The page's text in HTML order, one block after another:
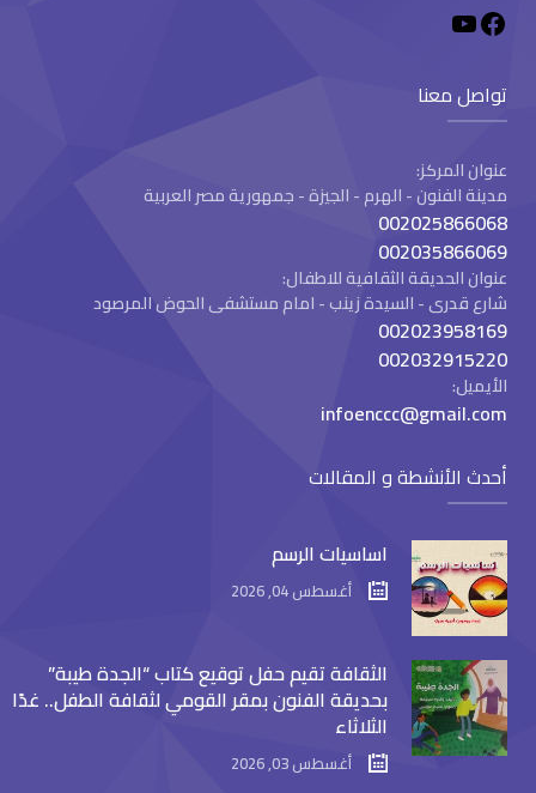
تواصل معنا
عنوان المركز:
مدينة الفنون - الهرم - الجيزة - جمهورية مصر العربية
002025866068
002035866069
عنوان الحديقة الثقافية للاطفال:
شارع قدرى - السيدة زينب - امام مستشفى الحوض المرصود
002023958169
002032915220
الأيميل:
infoenccc@gmail.com
أحدث الأنشطة و المقالات
اساسيات الرسم
أغسطس 04, 2026
الثقافة تقيم حفل توقيع كتاب “الجدة طيبة”
بحديقة الفنون بمقر القومي لثقافة الطفل.. غدًا
الثلاثاء
أغسطس 03, 2026